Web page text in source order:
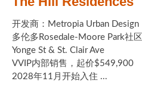
开发商：Metropia Urban Design
多伦多Rosedale-Moore Park社区
Yonge St & St. Clair Ave
VVIP内部销售，起价$549,900
2028年11月开始入住 ...